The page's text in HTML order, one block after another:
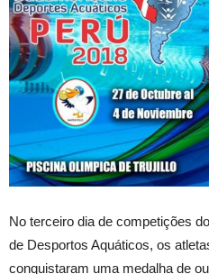
No terceiro dia de competições
de Desportos Aquáticos, os
conquistaram uma medalha de